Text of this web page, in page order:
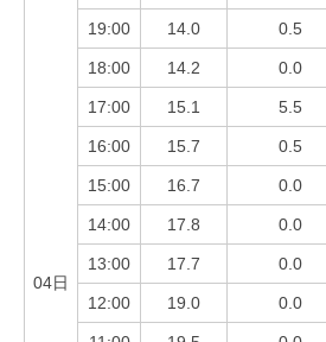
04日
19:00 14.0 0.5
18:00 14.2 0.0
17:00 15.1 5.5
16:00 15.7 0.5
15:00 16.7 0.0
14:00 17.8 0.0
13:00 17.7 0.0
12:00 19.0 0.0